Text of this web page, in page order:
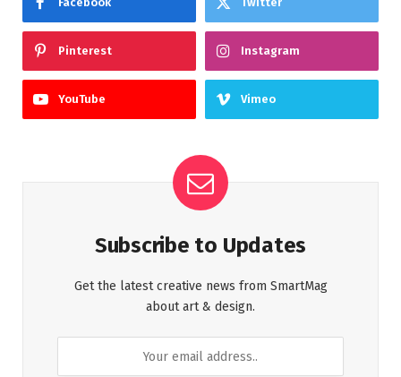
Pinterest Instagram
YouTube Vimeo
Subscribe to Updates
Get the latest creative news from SmartMag
about art & design.